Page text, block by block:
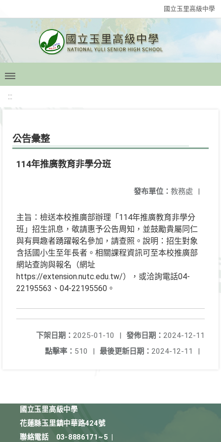
國立玉里高級中學
:::
公告彙整
114年推廣教育非學分班
發布單位： 教務處 |
主旨：檢送本校推廣部辦理「114年推廣教育非學分
班」招生訊息，敬請惠予公告周知，並鼓勵貴屬同仁
與有興趣者踴躍報名參加，請查照。說明：招生對象
含括國小生至年長者。相關課程資訊可至本校推廣部
網站查詢與報名（網址
https://extension.nutc.edu.tw/），或洽詢電話04-
22195563、04-22195560。
發佈日期： 2024-12-11
下架日期： 2025-01-10
|
最後更新日期： 2024-12-11 |
點擊率： 510 |
國立玉里高級中學
花蓮縣玉里鎮中華路424號
聯絡電話
03-8886171~5